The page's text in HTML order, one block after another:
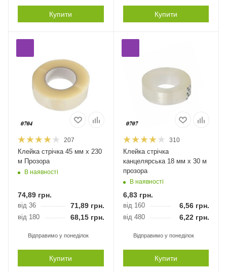
Купити Купити
207
Клейка стрічка 45 мм х 230
м Прозора
В наявності
74,89 грн.
від 36 71,89 грн.
від 180 68,15 грн.
Відправимо у понеділок
Купити
310
Клейка стрічка
канцелярська 18 мм х 30 м
прозора
В наявності
6,83грн.
від 160 6,56 грн.
від 480 6,22 грн.
Відправимо у понеділок
Купити